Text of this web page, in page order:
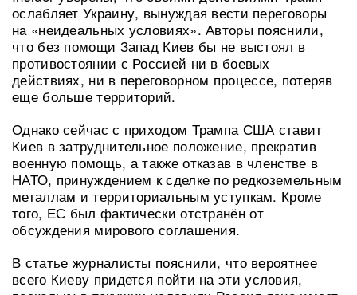
ослабляет Украину, вынуждая вести переговоры
на «неидеальных условиях». Авторы пояснили,
что без помощи Запад Киев бы не выстоял в
противостоянии с Россией ни в боевых
действиях, ни в переговорном процессе, потеряв
еще больше территорий.
Однако сейчас с приходом Трампа США ставит
Киев в затруднительное положение, прекратив
военную помощь, а также отказав в членстве в
НАТО, принуждением к сделке по редкоземельным
металлам и территориальным уступкам. Кроме
того, ЕС был фактически отстранён от
обсуждения мирового соглашения.
В статье журналисты пояснили, что вероятнее
всего Киеву придется пойти на эти условия,